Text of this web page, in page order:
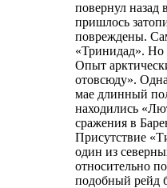
повернул
пришлось
повреждены.
«Тринидад». Но
Опыт
отовсюду».
мае длинный
находились
сражения в
Присутствие
один из
относительно
подобный рейд